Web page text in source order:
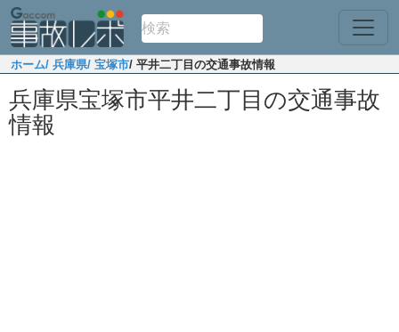
ホーム/ 兵庫県/ 宝塚市/ 平井二丁目の交通事故情報
兵庫県宝塚市平井二丁目の交通事故
情報